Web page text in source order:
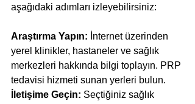
aşağıdaki adımları izleyebilirsiniz:
Araştırma Yapın: İnternet üzerinden
yerel klinikler, hastaneler ve sağlık
merkezleri hakkında bilgi toplayın. PRP
tedavisi hizmeti sunan yerleri bulun.
İletişime Geçin: Seçtiğiniz sağlık